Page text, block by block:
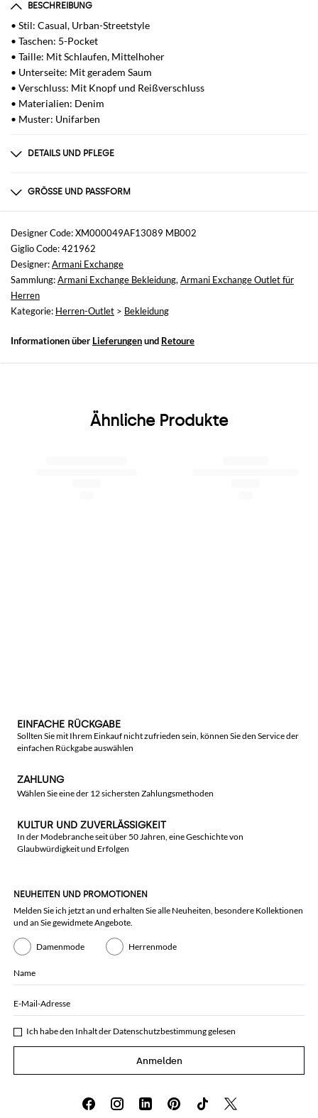
BESCHREIBUNG
• Stil: Casual, Urban-Streetstyle
• Taschen: 5-Pocket
• Taille: Mit Schlaufen, Mittelhoher
• Unterseite: Mit geradem Saum
• Verschluss: Mit Knopf und Reißverschluss
• Materialien: Denim
• Muster: Unifarben
DETAILS UND PFLEGE
1% ELASTANE, 99% COTTON
GRÖSSE UND PASSFORM
Größen
nicht verfügbar
Größe und Passform
Normale Passform
Designer Code: XM000049AF13089 MB002
Giglio Code: 421962
Designer:Armani Exchange
Sammlung:Armani Exchange Bekleidung, Armani Exchange Outlet für
Herren
Kategorie: Herren-Outlet > Bekleidung
Informationen über Lieferungenund Retoure
Ähnliche Produkte
EINFACHE RÜCKGABE
Sollten Sie mit Ihrem Einkauf nicht zufrieden sein, können Sie den Service der
einfachen Rückgabe auswählen
ZAHLUNG
Wählen Sie eine der 12 sichersten Zahlungsmethoden
KULTUR UND ZUVERLÄSSIGKEIT
In der Modebranche seit über 50 Jahren, eine Geschichte von
Glaubwürdigkeit und Erfolgen
NEUHEITEN UND PROMOTIONEN
Melden Sie ich jetzt an und erhalten Sie alle Neuheiten, besondere Kollektionen
und an Sie gewidmete Angebote.
Damenmode Herrenmode
Name
E-Mail-Adresse
Ich habe den Inhalt der Datenschutzbestimmunggelesen
Anmelden